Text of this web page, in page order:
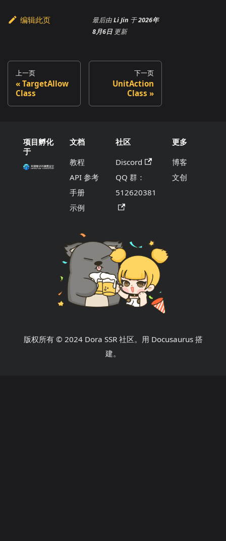
编辑此页 最后由Li Jin 于2026年
8月6日 更新
上一页
TargetAllow
Class
下一页
UnitAction
Class
项目孵化
于
文档
教程
API 参考
手册
示例
社区
Discord
QQ 群：
512620381
更多
博客
文创
版权所有 © 2024 Dora SSR 社区。用 Docusaurus 搭
建。